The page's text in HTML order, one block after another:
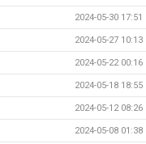
2024-05-30 17:51
2024-05-27 10:13
2024-05-22 00:16
2024-05-18 18:55
2024-05-12 08:26
2024-05-08 01:38